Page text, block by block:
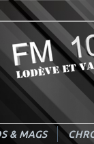
& MAGS